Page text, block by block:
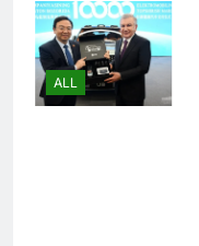
ALL